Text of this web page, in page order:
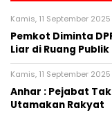
Kamis, 11 September 2025
Pemkot Diminta
Liar di Ruang Publik
Kamis, 11 September
Anhar : Pejabat
Utamakan Rakyat